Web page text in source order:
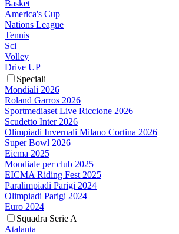
Basket
America's Cup
Nations League
Tennis
Sci
Volley
Drive UP
Speciali
Mondiali 2026
Roland Garros 2026
Sportmediaset Live Riccione 2026
Scudetto Inter 2026
Olimpiadi Invernali Milano Cortina 2026
Super Bowl 2026
Eicma 2025
Mondiale per club 2025
EICMA Riding Fest 2025
Paralimpiadi Parigi 2024
Olimpiadi Parigi 2024
Euro 2024
Squadra Serie A
Atalanta